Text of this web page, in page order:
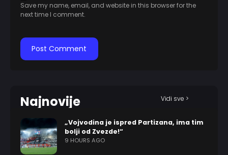
Save my name, email, and website in this browser for the
next time I comment.
Najnovije Vidi sve >
„Vojvodina je ispred Partizana, ima tim
bolji od Zvezde!“
9 HOURS AGO